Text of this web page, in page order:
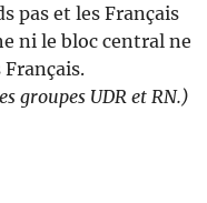
pas et les Français
ni le bloc central ne
groupes UDR et RN.)